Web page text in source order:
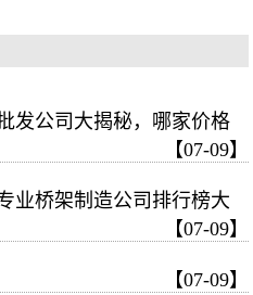
发公司大揭秘，哪家价格
【07-09】
业桥架制造公司排行榜大
【07-09】
【07-09】